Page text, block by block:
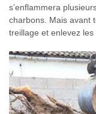
s’enflammera
charbons. Mais avant
treillage et enlevez